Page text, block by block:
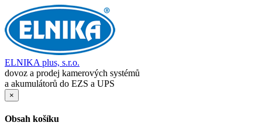
ELNIKA plus, s.r.o.
dovoz a prodej kamerových systémů
a akumulátorů do EZS a UPS
×
Obsah košíku